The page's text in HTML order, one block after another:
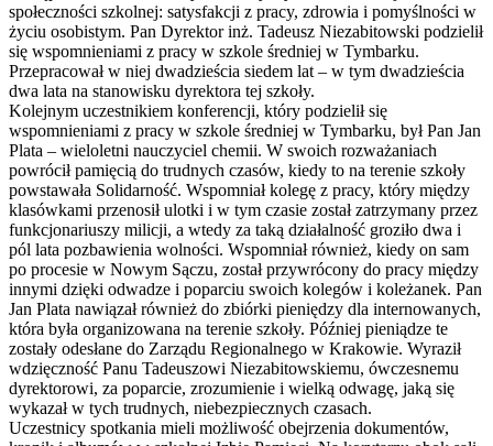
społeczności szkolnej: satysfakcji z pracy, zdrowia i pomyślności w
życiu osobistym. Pan Dyrektor inż. Tadeusz Niezabitowski podzielił
się wspomnieniami z pracy w szkole średniej w Tymbarku.
Przepracował w niej dwadzieścia siedem lat – w tym dwadzieścia
dwa lata na stanowisku dyrektora tej szkoły.
Kolejnym uczestnikiem konferencji, który podzielił się
wspomnieniami z pracy w szkole średniej w Tymbarku, był Pan Jan
Plata – wieloletni nauczyciel chemii. W swoich rozważaniach
powrócił pamięcią do trudnych czasów, kiedy to na terenie szkoły
powstawała Solidarność. Wspomniał kolegę z pracy, który między
klasówkami przenosił ulotki i w tym czasie został zatrzymany przez
funkcjonariuszy milicji, a wtedy za taką działalność groziło dwa i
pól lata pozbawienia wolności. Wspomniał również, kiedy on sam
po procesie w Nowym Sączu, został przywrócony do pracy między
innymi dzięki odwadze i poparciu swoich kolegów i koleżanek. Pan
Jan Plata nawiązał również do zbiórki pieniędzy dla internowanych,
która była organizowana na terenie szkoły. Później pieniądze te
zostały odesłane do Zarządu Regionalnego w Krakowie. Wyraził
wdzięczność Panu Tadeuszowi Niezabitowskiemu, ówczesnemu
dyrektorowi, za poparcie, zrozumienie i wielką odwagę, jaką się
wykazał w tych trudnych, niebezpiecznych czasach.
Uczestnicy spotkania mieli możliwość obejrzenia dokumentów,